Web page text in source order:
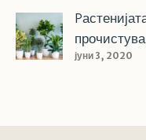
јуни 3, 2020